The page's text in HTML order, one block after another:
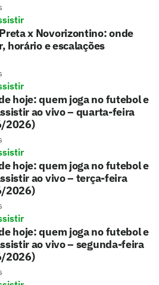
x Novorizontino: onde
horário e escalações
hoje: quem joga no futebol e
ao vivo – quarta-feira
2026)
hoje: quem joga no futebol e
ao vivo – terça-feira
2026)
hoje: quem joga no futebol e
ao vivo – segunda-feira
2026)